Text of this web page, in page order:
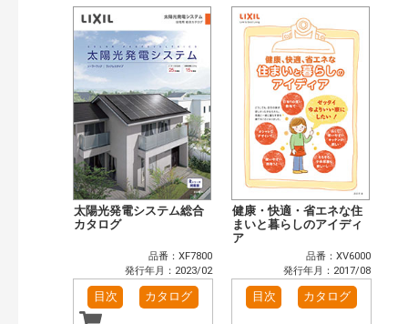
太陽光発電システム総合
カタログ
品番：XF7800
発行年月：2023/02
目次 カタログ
健康・快適・省エネな住
まいと暮らしのアイディ
ア
品番：XV6000
発行年月：2017/08
目次 カタログ